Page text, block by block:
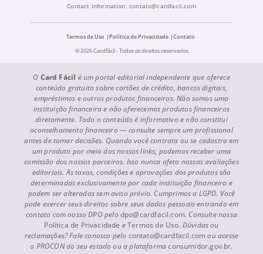
Contact Information: contato@cardfacil.com
Termos de Uso Política de Privacidade
Contato
© 2026 Cardfácil - Todos os direitos reservados
O Card Fácil é um portal editorial independente que oferece
conteúdo gratuito sobre cartões de crédito, bancos digitais,
empréstimos e outros produtos financeiros. Não somos uma
instituição financeira e não oferecemos produtos financeiros
diretamente. Todo o conteúdo é informativo e não constitui
aconselhamento financeiro — consulte sempre um profissional
antes de tomar decisões. Quando você contrata ou se cadastra em
um produto por meio dos nossos links, podemos receber uma
comissão dos nossos parceiros. Isso nunca afeta nossas avaliações
editoriais. As taxas, condições e aprovações dos produtos são
determinadas exclusivamente por cada instituição financeira e
podem ser alteradas sem aviso prévio. Cumprimos a LGPD. Você
pode exercer seus direitos sobre seus dados pessoais entrando em
contato com nosso DPO pelo dpo@cardfacil.com. Consulte nossa
Política de Privacidade eTermos de Uso. Dúvidas ou
reclamações? Fale conosco pelo contato@cardfacil.comou acesse
o PROCON do seu estado ou a plataformaconsumidor.gov.br.